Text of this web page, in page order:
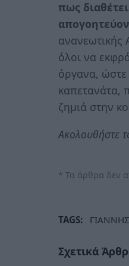
πως
ανανεωτικής
όλοι να
όργανα, ώστε
καπετανάτα,
ζημιά στην
Ακολουθήστε
* Τα άρθρα δεν
TAGS:
Σχετικά